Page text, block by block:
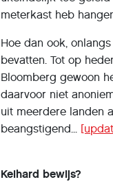
meterkast heb
Hoe dan ook,
bevatten. Tot op
Bloomberg gewoon
daarvoor niet
uit meerdere landen
beangstigend...
Keihard bewijs?